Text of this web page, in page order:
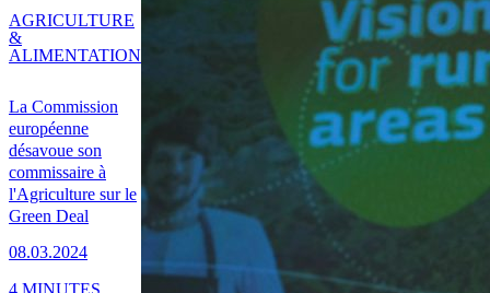
La Commission
européenne
désavoue son
commissaire à
l'Agriculture sur le
Green Deal
08.03.2024
AGRICULTURE
&
ALIMENTATION
4 MINUTES